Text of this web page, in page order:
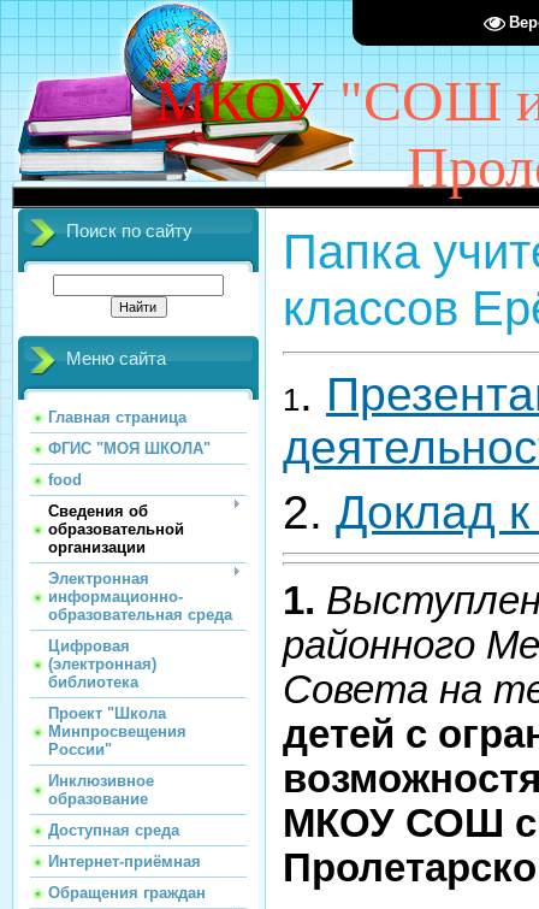
МКОУ "СОШ
Поиск по сайту
Меню сайта
Главная страница
ФГИС "МОЯ ШКОЛА"
food
Сведения об
образовательной
организации
Электронная
информационно-
образовательная среда
Цифровая
(электронная)
библиотека
Проект "Школа
Минпросвещения
России"
Инклюзивное
образование
Доступная среда
Интернет-приёмная
Обращения граждан
Папка
классов
1.
2. Доклад
1.
районного
Совета на
детей с
МКОУ СОШ